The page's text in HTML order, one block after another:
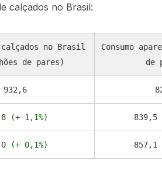
calçados no Brasil:
calçados no Brasil
de pares)
Consumo
de
932,6
(+ 1,1%) 839,5
(+ 0,1%) 857,1